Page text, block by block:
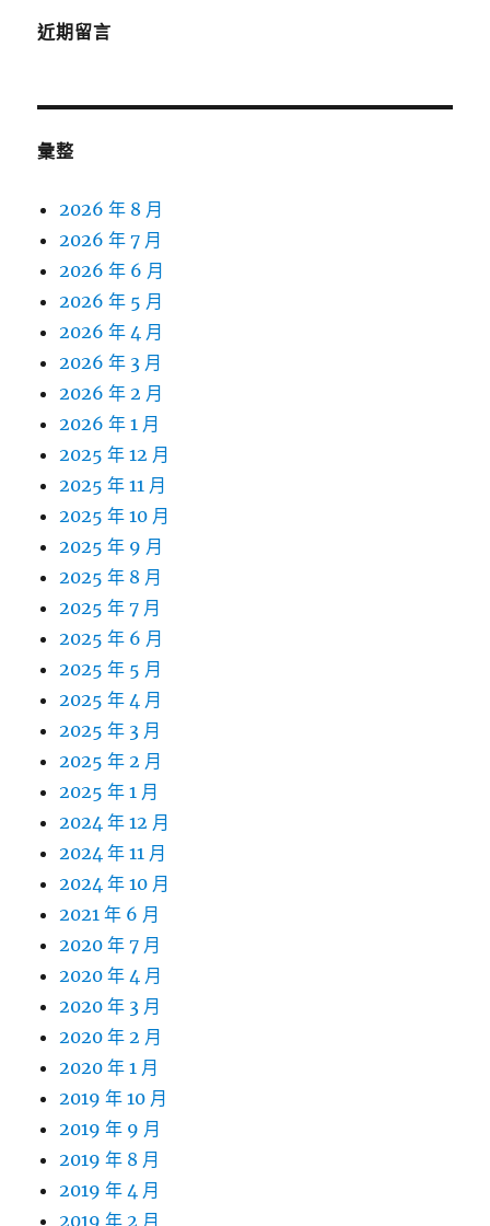
近期留言
彙整
2026 年 8 月
2026 年 7 月
2026 年 6 月
2026 年 5 月
2026 年 4 月
2026 年 3 月
2026 年 2 月
2026 年 1 月
2025 年 12 月
2025 年 11 月
2025 年 10 月
2025 年 9 月
2025 年 8 月
2025 年 7 月
2025 年 6 月
2025 年 5 月
2025 年 4 月
2025 年 3 月
2025 年 2 月
2025 年 1 月
2024 年 12 月
2024 年 11 月
2024 年 10 月
2021 年 6 月
2020 年 7 月
2020 年 4 月
2020 年 3 月
2020 年 2 月
2020 年 1 月
2019 年 10 月
2019 年 9 月
2019 年 8 月
2019 年 4 月
2019 年 2 月